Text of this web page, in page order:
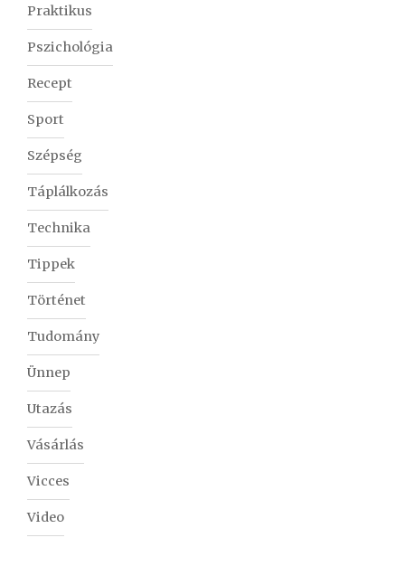
Praktikus
Pszichológia
Recept
Sport
Szépség
Táplálkozás
Technika
Tippek
Történet
Tudomány
Ünnep
Utazás
Vásárlás
Vicces
Video